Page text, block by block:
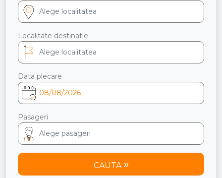
Localitate destinatie
Data plecare
Pasageri
CAUTA